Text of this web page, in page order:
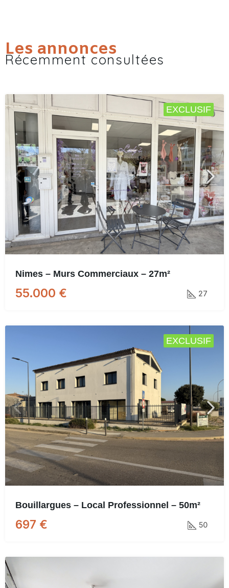
Les annonces
Récemment consultées
EXCLUSIF
Nimes – Murs Commerciaux – 27m²
55.000 € 27
EXCLUSIF
Bouillargues – Local Professionnel – 50m²
697 € 50